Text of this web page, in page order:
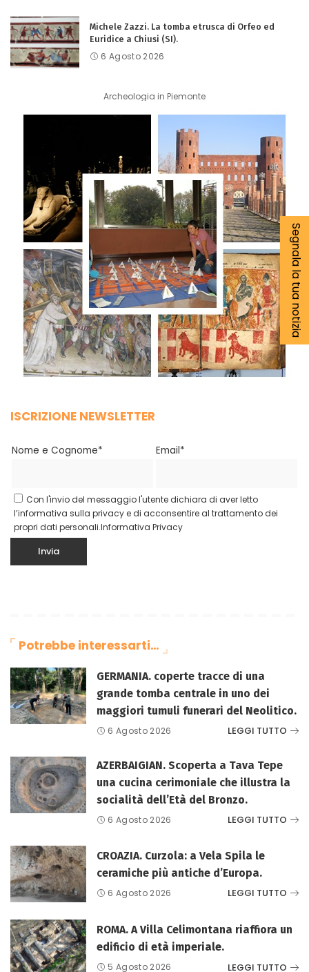
Michele Zazzi. La tomba etrusca di Orfeo ed
Euridice a Chiusi (SI).
6 Agosto 2026
Archeologia in Piemonte
ISCRIZIONE NEWSLETTER
Nome e Cognome* Email*
Con l'invio del messaggio l'utente dichiara di aver letto
l’informativa sulla privacy e di acconsentire al trattamento dei
propri dati personali.Informativa Privacy
Potrebbe interessarti…
GERMANIA. coperte tracce di una
grande tomba centrale in uno dei
maggiori tumuli funerari del Neolitico.
6 Agosto 2026 LEGGI TUTTO
AZERBAIGIAN. Scoperta a Tava Tepe
una cucina cerimoniale che illustra la
socialità dell’Età del Bronzo.
6 Agosto 2026 LEGGI TUTTO
CROAZIA. Curzola: a Vela Spila le
ceramiche più antiche d’Europa.
6 Agosto 2026 LEGGI TUTTO
ROMA. A Villa Celimontana riaffiora un
edificio di età imperiale.
5 Agosto 2026 LEGGI TUTTO
Segnala la tua notizia